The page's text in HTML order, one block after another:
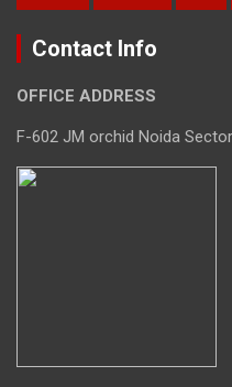
Contact Info
OFFICE ADDRESS
F-602 JM orchid Noida